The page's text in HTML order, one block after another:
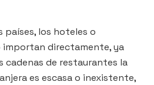
los hoteles o
importan directamente, ya
cadenas de restaurantes la
es escasa o inexistente,